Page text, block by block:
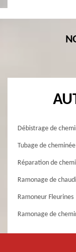
Débistrage de
Tubage de
Réparation de
Ramonage de
Ramoneur Fleurines
Ramonage de